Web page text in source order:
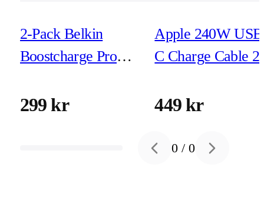
2-Pack Belkin
Boostcharge Pro
C 1m Svart/Vit
299 kr
Apple 240W
C Charge Cable
449 kr
Previous slide
0 /0 Next slide